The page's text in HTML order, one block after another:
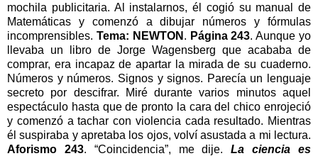
mochila publicitaria. Al instalarnos, él cogió su manual de
Matemáticas y comenzó a dibujar números y fórmulas
incomprensibles. Tema: NEWTON . Página 243. Aunque yo
llevaba un libro de Jorge Wagensberg que acababa de
comprar, era incapaz de apartar la mirada de su cuaderno.
Números y números. Signos y signos. Parecía un lenguaje
secreto por descifrar. Miré durante varios minutos aquel
espectáculo hasta que de pronto la cara del chico enrojeció
y comenzó a tachar con violencia cada resultado. Mientras
él suspiraba y apretaba los ojos, volví asustada a mi lectura.
Aforismo 243. “Coincidencia”, me dije.La ciencia es